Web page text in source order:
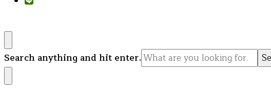
Looking
for
Something?
Search anything and hit enter.